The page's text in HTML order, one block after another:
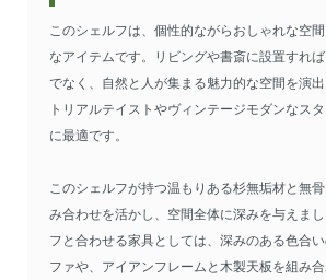
このシェルフは、個性的ながらおしゃれな空
なアイテムです。リビングや書斎に設置すれ
でなく、自然と人が集まる魅力的な空間を演
トリアルテイストやヴィンテージモダンなス
に最適です。
このシェルフが持つ温もりある杉無垢材と無
み合わせを活かし、空間全体に深みを与えま
フと合わせる家具としては、深みのある色合
ファや、アイアンフレームと木製天板を組み